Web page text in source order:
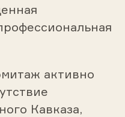
активно
Кавказа,